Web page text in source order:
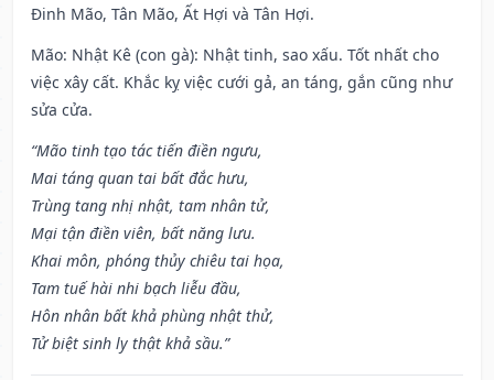
Đinh Mão, Tân Mão, Ất Hợi và Tân Hợi.
Mão: Nhật Kê (con gà): Nhật tinh, sao xấu. Tốt nhất cho
việc xây cất. Khắc kỵ việc cưới gả, an táng, gắn cũng như
sửa cửa.
“Mão tinh tạo tác tiến điền ngưu,
Mai táng quan tai bất đắc hưu,
Trùng tang nhị nhật, tam nhân tử,
Mại tận điền viên, bất năng lưu.
Khai môn, phóng thủy chiêu tai họa,
Tam tuế hài nhi bạch liễu đầu,
Hôn nhân bất khả phùng nhật thử,
Tử biệt sinh ly thật khả sầu.”